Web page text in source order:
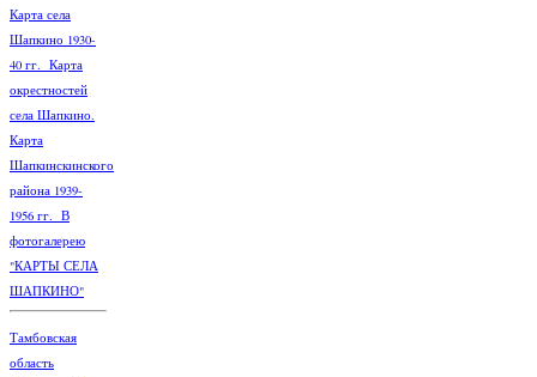
Карта села
Шапкино 1930-
40 гг. Карта
окрестностей
села Шапкино.
Карта
Шапкинскинского
района 1939-
1956 гг. В
фотогалерею
"КАРТЫ СЕЛА
ШАПКИНО"
Тамбовская
область